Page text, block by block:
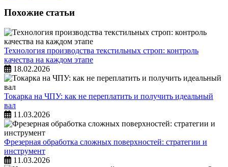
Похожие статьи
Технология производства текстильных строп: контроль
качества на каждом этапе
18.02.2026
Токарка на ЧПУ: как не переплатить и получить идеальный
вал
11.03.2026
Фрезерная обработка сложных поверхностей: стратегии и
инструмент
11.03.2026